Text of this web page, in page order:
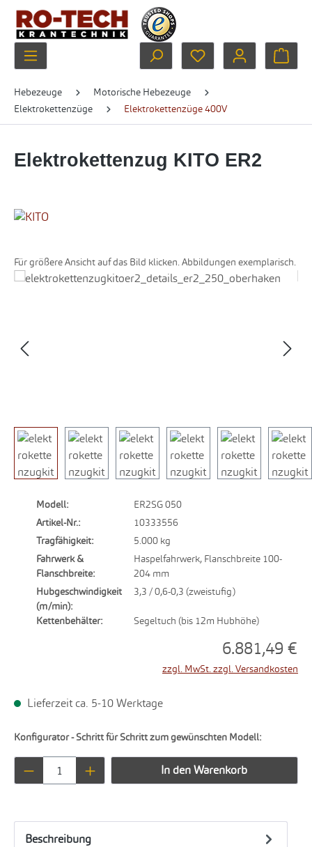
Zum Hauptinhalt springen
Du hast 0 Produkte
Hebezeuge
Motorische Hebezeuge
Elektrokettenzüge
Elektrokettenzüge 400V
Elektrokettenzug KITO ER2
Für größere Ansicht auf das Bild klicken. Abbildungen exemplarisch.
Bildergalerie überspringen
Modell:
ER2SG 050
Artikel-Nr.:
10333556
Tragfähigkeit:
5.000 kg
Fahrwerk &
Flanschbreite:
Haspelfahrwerk, Flanschbreite 100-
204 mm
Hubgeschwindigkeit
(m/min):
3,3 / 0,6-0,3 (zweistufig)
Kettenbehälter: Segeltuch (bis 12m Hubhöhe)
6.881,49 €
zzgl. MwSt. zzgl. Versandkosten
Lieferzeit ca. 5-10 Werktage
Konfigurator - Schritt für Schritt zum gewünschten Modell:
Produkt Anzahl: Gib den gewünschten
In den Warenkorb
Beschreibung